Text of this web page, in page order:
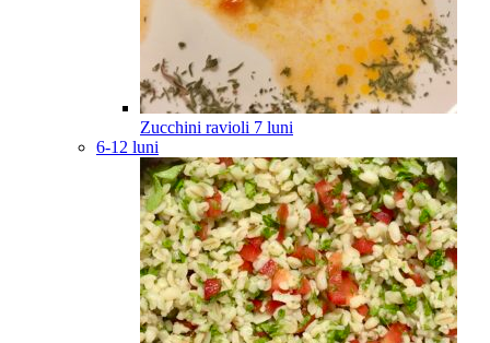
Zucchini ravioli 7 luni
6-12 luni